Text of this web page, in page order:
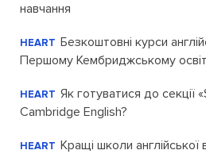
навчання
HEART Безкоштовні курси
Першому Кембриджському
HEART Як готуватися до секції
Cambridge English?
HEART Кращі школи англійської